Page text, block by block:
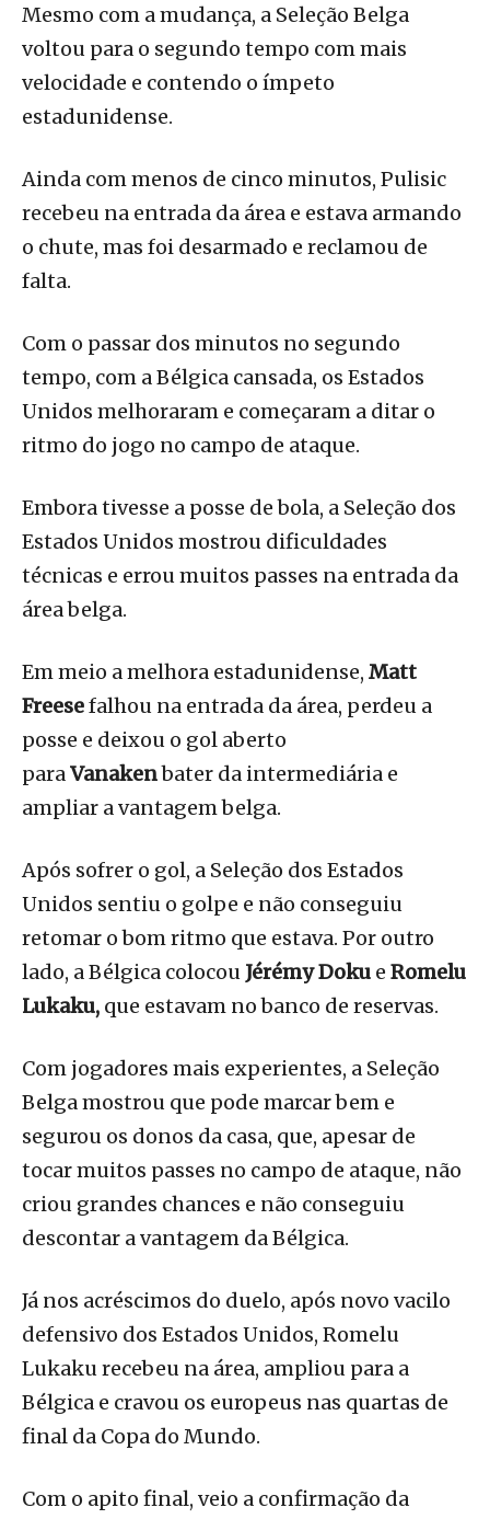
Mesmo com a mudança, a Seleção Belga
voltou para o segundo tempo com mais
velocidade e contendo o ímpeto
estadunidense.
Ainda com menos de cinco minutos, Pulisic
recebeu na entrada da área e estava armando
o chute, mas foi desarmado e reclamou de
falta.
Com o passar dos minutos no segundo
tempo, com a Bélgica cansada, os Estados
Unidos melhoraram e começaram a ditar o
ritmo do jogo no campo de ataque.
Embora tivesse a posse de bola, a Seleção dos
Estados Unidos mostrou dificuldades
técnicas e errou muitos passes na entrada da
área belga.
Em meio a melhora estadunidense, Matt
Freesefalhou na entrada da área, perdeu a
posse e deixou o gol aberto
paraVanakenbater da intermediária e
ampliar a vantagem belga.
Após sofrer o gol, a Seleção dos Estados
Unidos sentiu o golpe e não conseguiu
retomar o bom ritmo que estava. Por outro
lado, a Bélgica colocou Jérémy Doku e Romelu
Lukaku, que estavam no banco de reservas.
Com jogadores mais experientes, a Seleção
Belga mostrou que pode marcar bem e
segurou os donos da casa, que, apesar de
tocar muitos passes no campo de ataque, não
criou grandes chances e não conseguiu
descontar a vantagem da Bélgica.
Já nos acréscimos do duelo, após novo vacilo
defensivo dos Estados Unidos, Romelu
Lukaku recebeu na área, ampliou para a
Bélgica e cravou os europeus nas quartas de
final da Copa do Mundo.
Com o apito final, veio a confirmação da